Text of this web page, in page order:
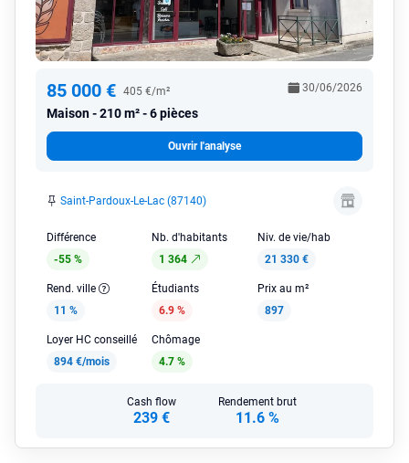
85 000 € 405 €/m²
Maison 210 m² - 6 pièces
30/06/2026
Ouvrir l'analyse
Saint-Pardoux-Le-Lac (87140)
Différence
-55 %
Nb. d'habitants
1 364
Niv. de vie/hab
21 330 €
Rend. ville
11 %
Étudiants
6.9 %
Prix au m²
897
Loyer HC conseillé
894 €/mois
Chômage
4.7 %
Cash flow
239 €
Rendement brut
11.6 %